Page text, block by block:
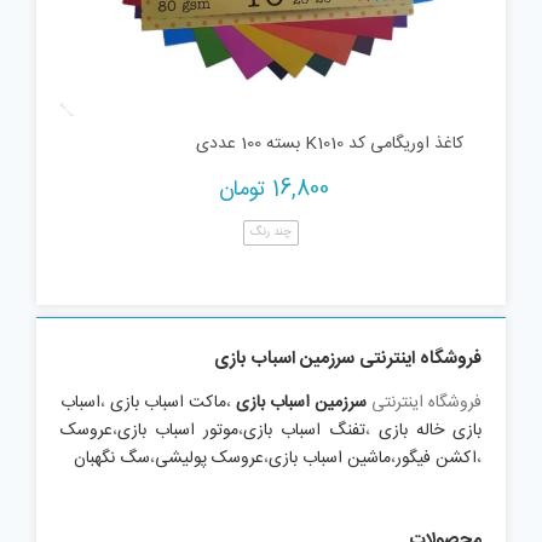
کاغذ اوریگامی کد K1010 بسته 100 عددی
16,800 تومان
چند رنگ
فروشگاه اینترنتی سرزمین اسباب بازی
فروشگاه اینترنتی سرزمین اسباب بازی،ماکت اسباب بازی،اسباب
بازی خاله بازی ،تفنگ اسباب بازی،موتور اسباب بازی،عروسک
،اکشن فیگور،ماشین اسباب بازی،عروسک پولیشی،سگ نگهبان